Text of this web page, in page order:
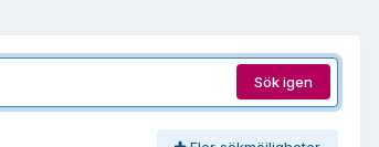
Sök igen